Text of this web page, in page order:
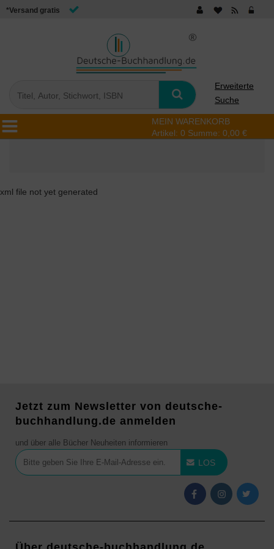
*Versand gratis
Erweiterte
Suche
MEIN WARENKORB
Artikel: 0 Summe: 0,00 €
xml file not yet generated
Jetzt zum Newsletter von deutsche-
buchhandlung.de anmelden
und über alle Bücher Neuheiten informieren
LOS